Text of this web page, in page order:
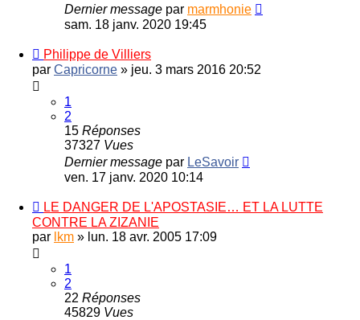
Dernier message par marmhonie
sam. 18 janv. 2020 19:45
Philippe de Villiers
par Capricorne » jeu. 3 mars 2016 20:52
1
2
15 Réponses
37327 Vues
Dernier message par LeSavoir
ven. 17 janv. 2020 10:14
LE DANGER DE L'APOSTASIE… ET LA LUTTE
CONTRE LA ZIZANIE
par lkm » lun. 18 avr. 2005 17:09
1
2
22 Réponses
45829 Vues